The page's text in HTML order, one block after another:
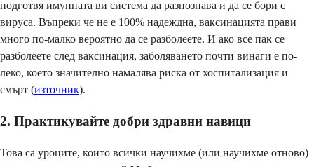
подготвя имунната ви система да разпознава и да се бори с
вируса. Въпреки че не е 100% надеждна, ваксинацията прави
много по-малко вероятно да се разболеете. И ако все пак се
разболеете след ваксинация, заболяването почти винаги е по-
леко, което значително намалява риска от хоспитализация и
смърт (източник).
2. Практикувайте добри здравни навици
Това са уроците, които всички научихме (или научихме отново)